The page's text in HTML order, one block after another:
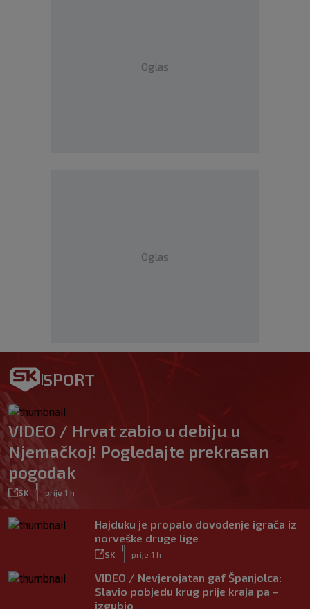
Oglas
Oglas
SPORT
VIDEO / Hrvat zabio u debiju u
Njemačkoj! Pogledajte prekrasan
pogodak
SK prije 1 h
Hajduku je propalo dovođenje igrača iz
norveške druge lige
SK prije 1 h
VIDEO / Nevjerojatan gaf Španjolca:
Slavio pobjedu krug prije kraja pa –
izgubio